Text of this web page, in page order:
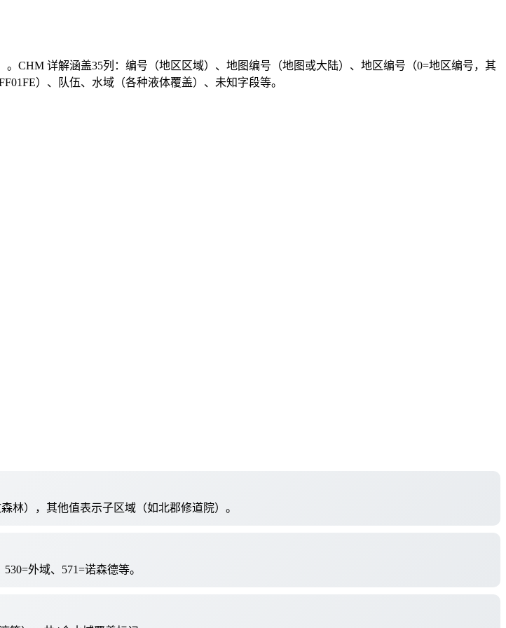
。CHM 详解涵盖35列：编号（地区区域）、地图编号（地图或大陆）、地区编号（0=地区编号，其
）、队伍、水域（各种液体覆盖）、未知字段等。
林），其他值表示子区域（如北郡修道院）。
外域、571=诺森德等。